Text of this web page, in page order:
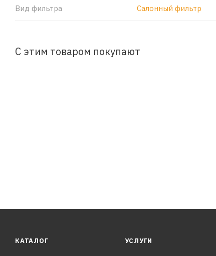
Вид фильтра Салонный фильтр
С этим товаром покупают
КАТАЛОГ УСЛУГИ